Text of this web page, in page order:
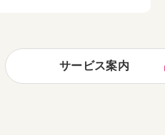
サービス案内